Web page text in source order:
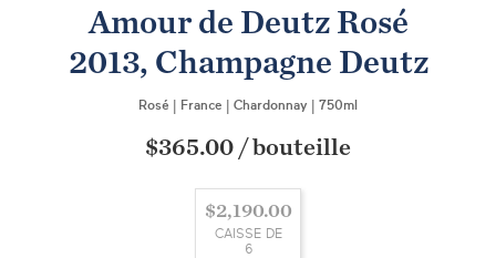
Amour de Deutz Rosé
2013, Champagne Deutz
Rosé France Chardonnay 750ml
$365.00 /bouteille
$2,190.00
CAISSE DE
6